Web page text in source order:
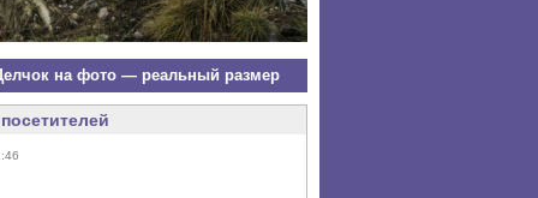
на фото — реальный размер